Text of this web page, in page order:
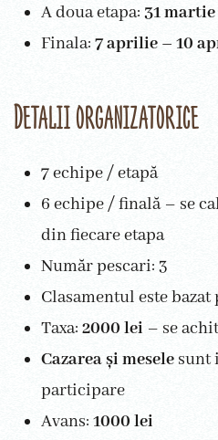
A doua etapa: 31
Finala: 7 aprilie – 10
Detalii organizatorice
7 echipe / etapă
6 echipe / finală – se
din fiecare etapa
Număr pescari: 3
Clasamentul este bazat
Taxa: 2000 lei – se
Cazarea și mesele sunt
participare
Avans: 1000 lei